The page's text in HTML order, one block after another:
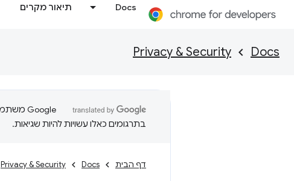
Docs תיאור מקרים
Docs
Privacy & Security
בתרגומים כאלו עשויות להיות שגיאות.
דף הבית Docs
Privacy & Security